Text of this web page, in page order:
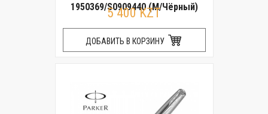
1950369/S0909440 (M/Чёрный)
5 400 KZT
ДОБАВИТЬ В КОРЗИНУ